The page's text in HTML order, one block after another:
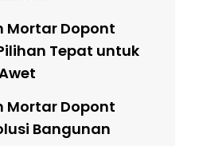
Mortar Dopont
Tepat untuk
Mortar Dopont
Bangunan